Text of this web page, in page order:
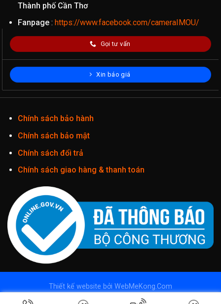
Thành phố Cần Thơ
Fanpage: https://www.facebook.com/cameraIMOU/
Gọi tư vấn
Xin báo giá
Chính sách bảo hành
Chính sách bảo mật
Chính sách đổi trả
Chính sách giao hàng & thanh toán
Thiết kế website bởi WebMeKong.Com
Copyright 2026 ©
Camera Imou - Camera wifi Imou | Phân phối